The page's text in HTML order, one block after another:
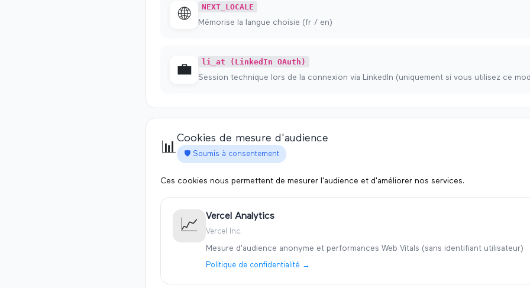
🌐 NEXT_LOCALE
Mémorise la langue choisie (fr / en)
💼 li_at (LinkedIn OAuth)
Session technique lors de la connexion via LinkedIn (uniquement si vous utilisez ce
📊
Cookies de mesure d'audience
🛡️ Soumis à consentement
Ces cookies nous permettent de mesurer l'audience et d'améliorer nos services.
📈 Vercel Analytics
Vercel Inc.
Mesure d'audience anonyme et performances Web Vitals (sans identifiant utilisateur)
Politique de confidentialité →